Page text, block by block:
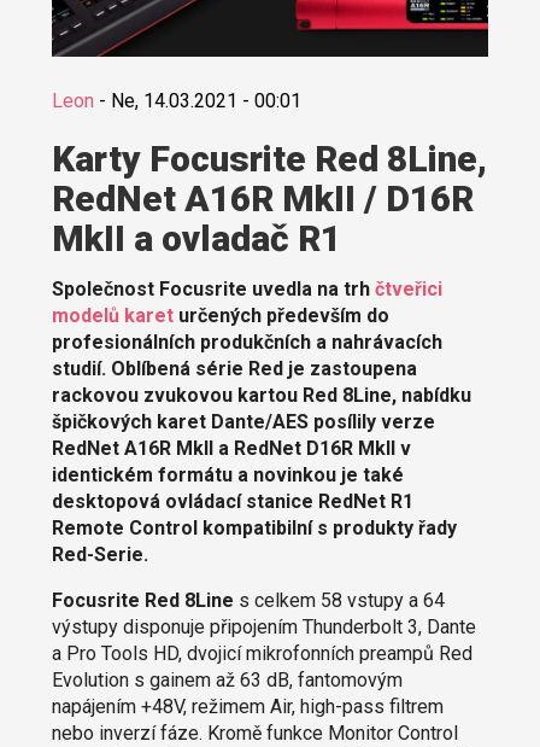
Leon - Ne, 14.03.2021 - 00:01
Karty Focusrite Red 8Line,
RedNet A16R MkII / D16R
MkII a ovladač R1
Společnost Focusrite uvedla na trh čtveřici
modelů kareturčených především do
profesionálních produkčních a nahrávacích
studií. Oblíbená série Red je zastoupena
rackovou zvukovou kartou Red 8Line, nabídku
špičkových karet Dante/AES posílily verze
RedNet A16R MkII a RedNet D16R MkII v
identickém formátu a novinkou je také
desktopová ovládací stanice RedNet R1
Remote Control kompatibilní s produkty řady
Red-Serie.
Focusrite Red 8Line s celkem 58 vstupy a 64
výstupy disponuje připojením Thunderbolt 3, Dante
a Pro Tools HD, dvojicí mikrofonních preampů Red
Evolution s gainem až 63 dB, fantomovým
napájením +48V, režimem Air, high-pass filtrem
nebo inverzí fáze. Kromě funkce Monitor Control